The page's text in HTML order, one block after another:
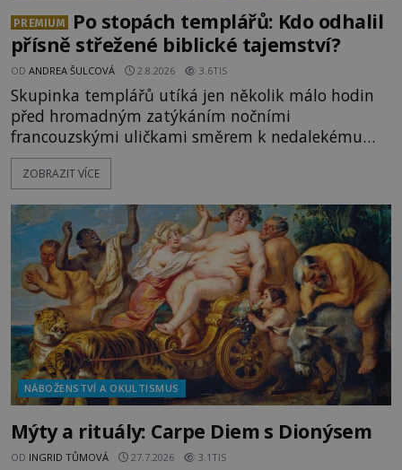
PREMIUM
Po stopách templářů: Kdo odhalil
přísně střežené biblické tajemství?
OD ANDREA ŠULCOVÁ 2.8.2026 3.6TIS
Skupinka templářů utíká jen několik málo hodin
před hromadným zatýkáním nočními
francouzskými uličkami směrem k nedalekému
přístavu. Jeden z nich má přes ramena ranec s
tajemným obsahem. Kapitán lodi už na ně čeká.
vyplouváme,“ sdělí jim. „Kam máme namířeno,
kapitáne?“ zeptá se ho jeden z templářů. „Do Sk
ZOBRAZIT VÍCE
NÁBOŽENSTVÍ A OKULTISMUS
Mýty a rituály: Carpe Diem s Dionýsem
OD INGRID TŮMOVÁ 27.7.2026 3.1TIS